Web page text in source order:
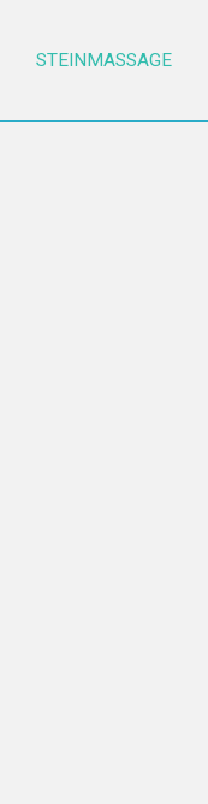
STEINMASSAGE